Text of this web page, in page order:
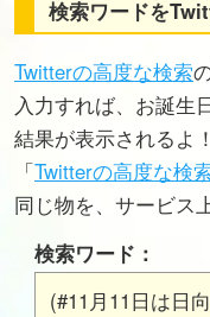
検索ワードを
Twitterの高度な検索
入力すれば、お誕生
結果が表示されるよ
「Twitterの高度な検
同じ物を、サービス
検索ワード：
(#11月11日は日